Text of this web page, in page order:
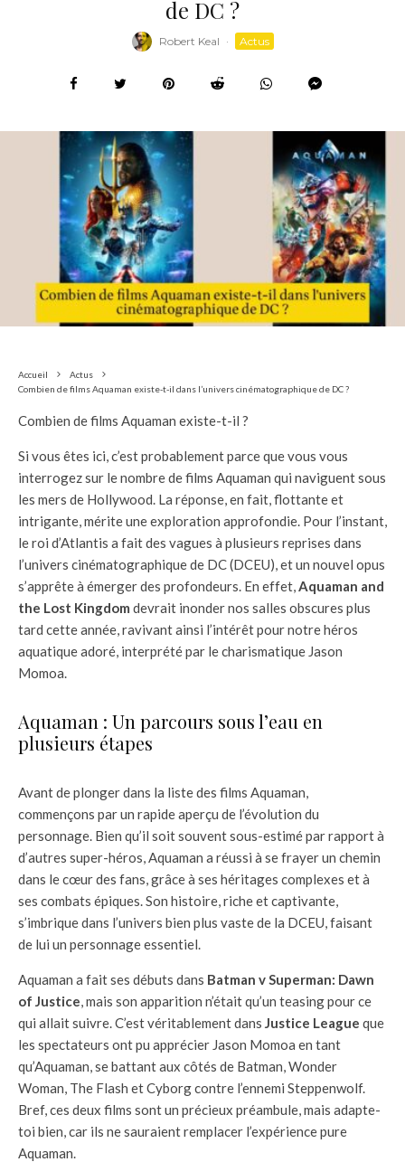
de DC ?
Robert Keal · Actus
Accueil
Actus
Combien de films Aquaman existe-t-il dans l’univers cinématographique de DC ?
Combien de films Aquaman existe-t-il ?
Si vous êtes ici, c’est probablement parce que vous vous
interrogez sur le nombre de films Aquaman qui naviguent sous
les mers de Hollywood. La réponse, en fait, flottante et
intrigante, mérite une exploration approfondie. Pour l’instant,
le roi d’Atlantis a fait des vagues à plusieurs reprises dans
l’univers cinématographique de DC (DCEU), et un nouvel opus
s’apprête à émerger des profondeurs. En effet,Aquaman and
the Lost Kingdom devrait inonder nos salles obscures plus
tard cette année, ravivant ainsi l’intérêt pour notre héros
aquatique adoré, interprété par le charismatique Jason
Momoa.
Aquaman : Un parcours sous l’eau en
plusieurs étapes
Avant de plonger dans la liste des films Aquaman,
commençons par un rapide aperçu de l’évolution du
personnage. Bien qu’il soit souvent sous-estimé par rapport à
d’autres super-héros, Aquaman a réussi à se frayer un chemin
dans le cœur des fans, grâce à ses héritages complexes et à
ses combats épiques. Son histoire, riche et captivante,
s’imbrique dans l’univers bien plus vaste de la DCEU, faisant
de lui un personnage essentiel.
Aquaman a fait ses débuts dans Batman v Superman: Dawn
of Justice, mais son apparition n’était qu’un teasing pour ce
qui allait suivre. C’est véritablement dans Justice League que
les spectateurs ont pu apprécier Jason Momoa en tant
qu’Aquaman, se battant aux côtés de Batman, Wonder
Woman, The Flash et Cyborg contre l’ennemi Steppenwolf.
Bref, ces deux films sont un précieux préambule, mais adapte-
toi bien, car ils ne sauraient remplacer l’expérience pure
Aquaman.